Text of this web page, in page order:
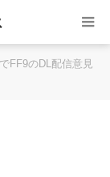
FF9のDL配信意見